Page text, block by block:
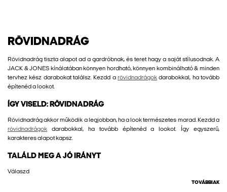
RÖVIDNADRÁG
Rövidnadrág tiszta alapot ad a gardróbnak, és teret hagy a saját stílusodnak. A
JACK & JONES kínálatában könnyen hordható, könnyen kombinálható & minden
tervhez kész darabokat találsz. Kezdd a rövidnadrágok darabokkal, ha tovább
építenéd a lookot.
ÍGY VISELD: RÖVIDNADRÁG
Rövidnadrág akkor működik a legjobban, ha a look természetes marad. Kezdd a
rövidnadrágok darabokkal, ha tovább építenéd a lookot. Így egyszerű,
karakteres alapot kapsz.
TALÁLD MEG A JÓ IRÁNYT
Válaszd
TOVÁBBIAK